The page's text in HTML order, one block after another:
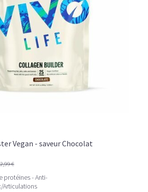
GLACÉ
Vegan - saveur Chocolat
€
protéines - Anti-
Articulations